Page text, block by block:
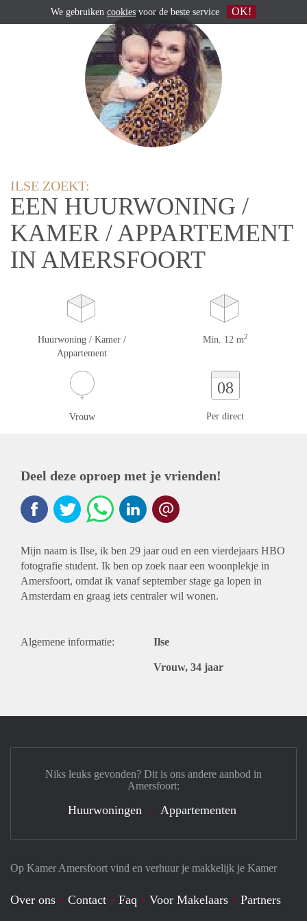
ILSE ZOEKT:
EEN HUURWONING /
KAMER / APPARTEMENT
IN AMERSFOORT
Huurwoning / Kamer /
Appartement
Min. 12 m2
Vrouw
08
Per direct
Deel deze oproep met je vrienden!
Mijn naam is Ilse, ik ben 29 jaar oud en een vierdejaars HBO
fotografie student. Ik ben op zoek naar een woonplekje in
Amersfoort, omdat ik vanaf september stage ga lopen in
Amsterdam en graag iets centraler wil wonen.
Algemene informatie: Ilse
Vrouw, 34 jaar
Op Kamer Amersfoort vind en verhuur je makkelijk je Kamer
Over ons Contact Faq Voor Makelaars
Partners
Niks leuks gevonden? Dit is ons andere aanbod in
Amersfoort:
Huurwoningen Appartementen
We gebruiken cookies voor de beste service OK!